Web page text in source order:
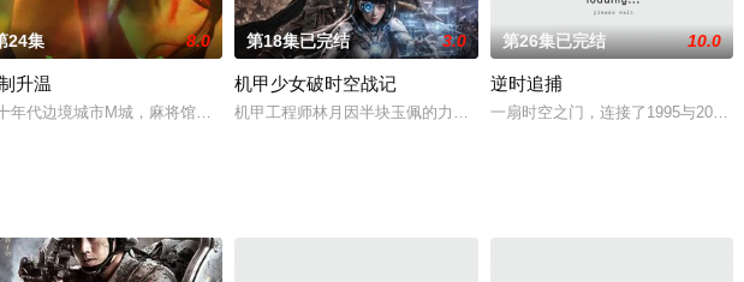
骑来犯，顾山河领五千步兵迎敌，深陷绝境。老将铁向权袖手旁观，监军王挥月暗中通敌，构陷将
24集 8.0
升温
年代边境城市M城，麻将馆店员田烟为拯救师傅，蓄意接近危险的玉石商人逄径赋，机关算尽试探，渡过层
第18集已完结 3.0
机甲少女破时空战记
机甲工程师林月因半块玉佩的力量穿越到古代机关术世界，与镇北将军萧
第26集已完结 10.0
逆时追捕
一扇时空之门，连接了1995与2025